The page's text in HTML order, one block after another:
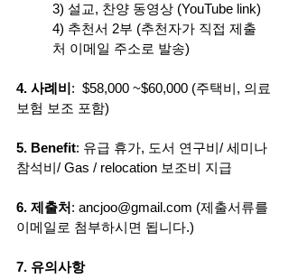
3) 설교, 찬양 동영상 (YouTube link)
4) 추천서 2부 (추천자가 직접 제출
처 이메일 주소로 발송)
4. 사례비:  $58,000 ~$60,000 (주택비, 의료
보험 보조 포함)
5. Benefit: 유급 휴가, 도서 연구비/ 세미나
참석비/ Gas / relocation 보조비 지급
6. 제출처: ancjoo@gmail.com (제출서류를
이메일로 첨부하시면 됩니다.)
7. 유의사항